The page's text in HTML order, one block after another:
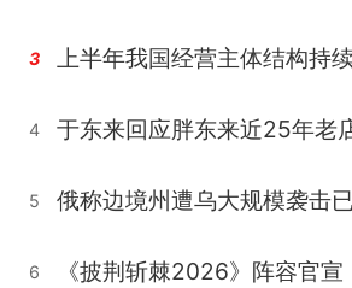
3
4
5
6 《披荆斩棘2026》阵容官宣